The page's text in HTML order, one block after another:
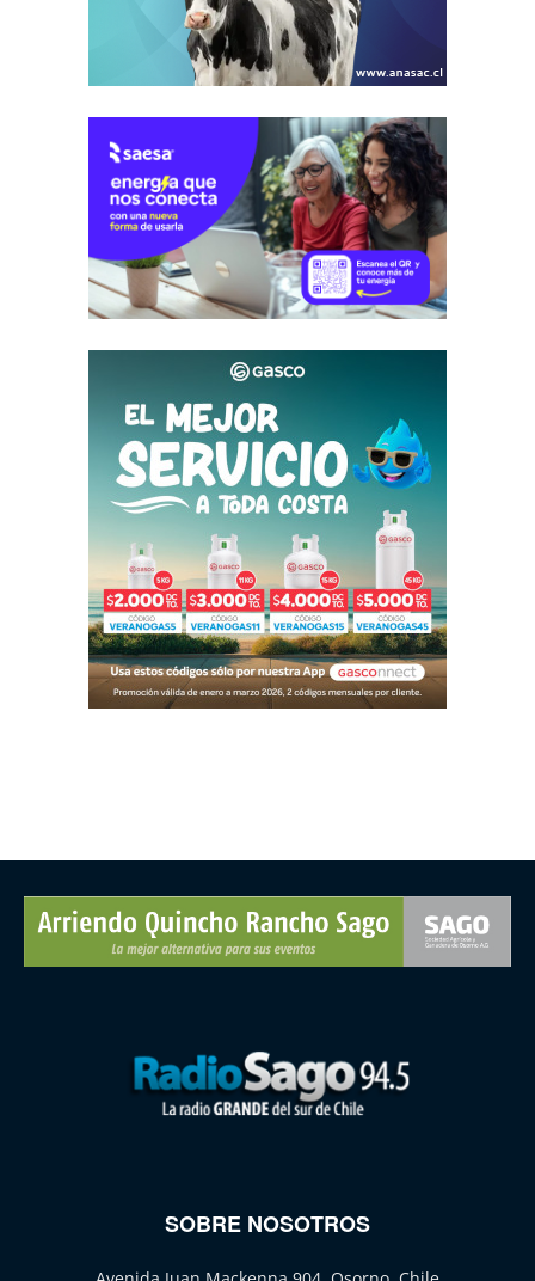
SOBRE NOSOTROS